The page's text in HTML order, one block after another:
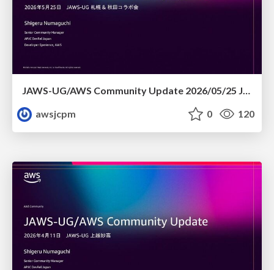
JAWS-UG/AWS Community Update 2026/05/25 JAWS-UG札幌 & 秋田コラボ会
awsjcpm
0 120